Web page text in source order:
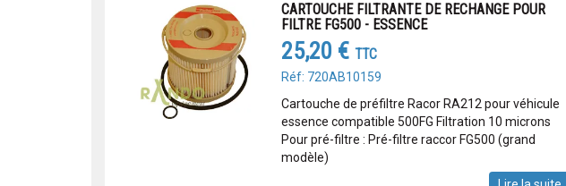
CARTOUCHE FILTRANTE DE RECHANGE POUR
FILTRE FG500 - ESSENCE
25,20 € TTC
Réf: 720AB10159
Cartouche de préfiltre Racor RA212 pour véhicule
essence compatible 500FG Filtration 10 microns
Pour pré-filtre : Pré-filtre raccor FG500 (grand
modèle)